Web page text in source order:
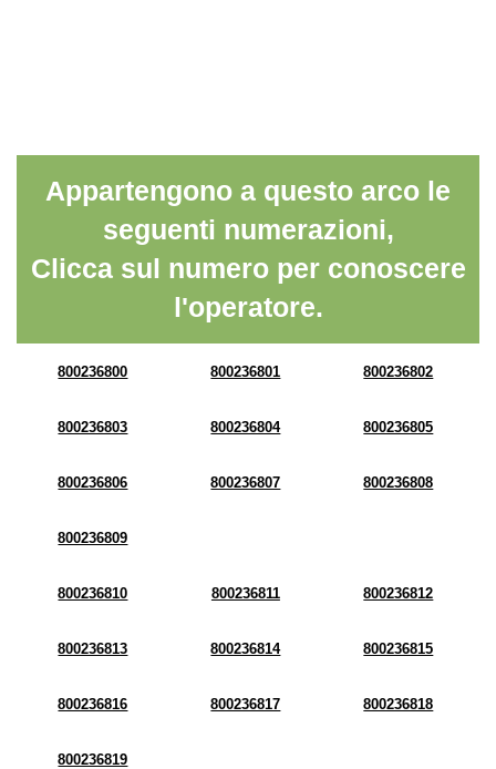
Appartengono a questo arco le
seguenti numerazioni,
Clicca sul numero per conoscere
l'operatore.
800236800 800236801 800236802
800236803 800236804 800236805
800236806 800236807 800236808
800236809
800236810 800236811 800236812
800236813 800236814 800236815
800236816 800236817 800236818
800236819